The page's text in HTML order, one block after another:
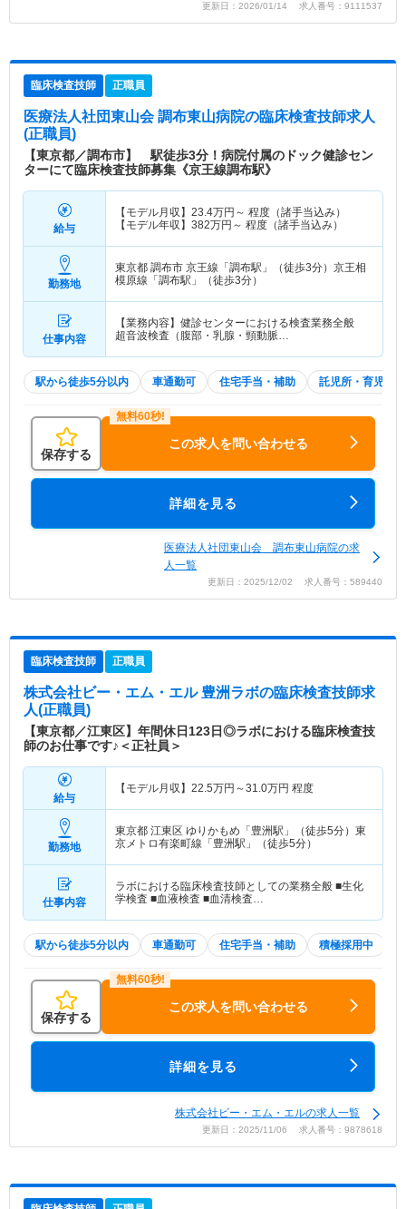
更新日：2026/01/14 求人番号：9111537
臨床検査技師 正職員
医療法人社団東山会 調布東山病院の臨床検査技師求人
(正職員)
【東京都／調布市】 駅徒歩3分！病院付属のドック健診セン
ターにて臨床検査技師募集《京王線調布駅》
給与
【モデル月収】 23.4万円～ 程度（諸手当込み）
【モデル年収】 382万円～ 程度（諸手当込み）
勤務地
東京都 調布市 京王線「調布駅」（徒歩3分）京王相
模原線「調布駅」（徒歩3分）
仕事内容
【業務内容】健診センターにおける検査業務全般
超音波検査（腹部・乳腺・頸動脈…
駅から徒歩5分以内 車通勤可 住宅手当・補助 託児所・育児補助
保存する
この求人を問い合わせる
詳細を見る
医療法人社団東山会 調布東山病院の求
人一覧
更新日：2025/12/02 求人番号：589440
臨床検査技師 正職員
株式会社ビー・エム・エル 豊洲ラボの臨床検査技師求
人(正職員)
【東京都／江東区】年間休日123日◎ラボにおける臨床検査技
師のお仕事です♪＜正社員＞
給与
【モデル月収】 22.5万円～31.0万円 程度
勤務地
東京都 江東区 ゆりかもめ「豊洲駅」（徒歩5分）東
京メトロ有楽町線「豊洲駅」（徒歩5分）
仕事内容
ラボにおける臨床検査技師としての業務全般 ■生化
学検査 ■血液検査 ■血清検査…
駅から徒歩5分以内 車通勤可 住宅手当・補助 積極採用中
保存する
この求人を問い合わせる
詳細を見る
株式会社ビー・エム・エルの求人一覧
更新日：2025/11/06 求人番号：9878618